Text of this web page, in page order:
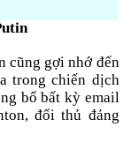
cũng gợi nhớ đến
trong chiến dịch
bố bất kỳ email
đối thủ đảng